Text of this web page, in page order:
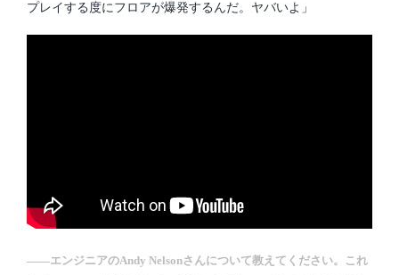
プレイする度にフロアが爆発するんだ。ヤバいよ」
――エンジニアのAndy Nelsonさんについて教えてください。これ